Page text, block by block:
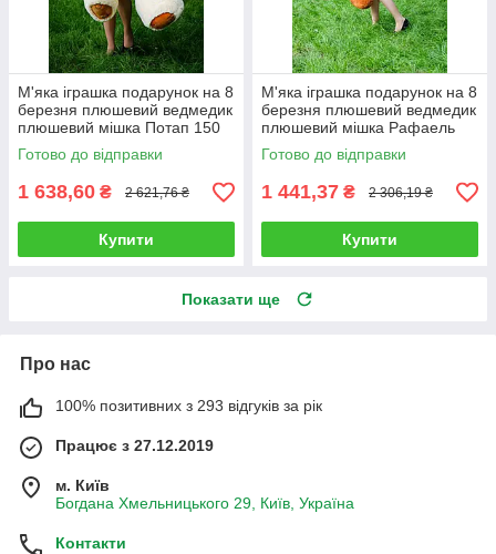
М'яка іграшка подарунок на 8
березня плюшевий ведмедик
плюшевий мішка Потап 150
см Кремовий
Готово до відправки
1 638,60 ₴ 2 621,76 ₴
Купити
М'яка іграшка подарунок на 8
березня плюшевий ведмедик
плюшевий мішка Рафаель
140 см Коричневий
Готово до відправки
1 441,37 ₴ 2 306,19 ₴
Купити
Показати ще
Про нас
100% позитивних з 293 відгуків за рік
Працює з 27.12.2019
м. Київ
Богдана Хмельницького 29, Київ, Україна
Контакти